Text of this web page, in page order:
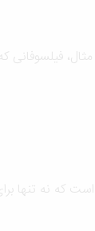
فیلسوفانی
که نه تنها